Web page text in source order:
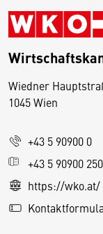
Wiedner
1045 Wien
+43 5 90900 0
+43 5 90900 250
https://wko.at/
D
s
e
S
e